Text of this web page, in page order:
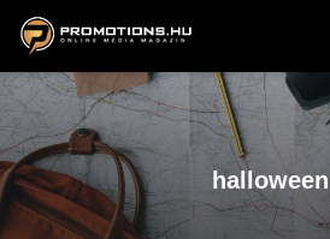
ZENE, FILM & KULT
halloween